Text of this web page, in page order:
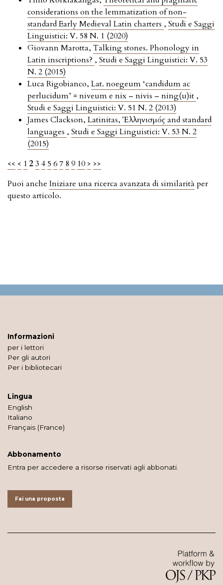
considerations on the lemmatization of non-
standard Early Medieval Latin charters , Studi e Saggi
Linguistici: V. 58 N. 1 (2020)
Giovann Marotta, Talking stones. Phonology in
Latin inscriptions? , Studi e Saggi Linguistici: V. 53
N. 2 (2015)
Luca Rigobianco, Lat. noegeum ‘candidum ac
perlucidum’ = niveum e nix – nivis – ning(u)it ,
Studi e Saggi Linguistici: V. 51 N. 2 (2013)
James Clackson, Latinitas, Ἑλληνισμός and standard
languages , Studi e Saggi Linguistici: V. 53 N. 2
(2015)
<< < 1 23 4 5 67 8 9 10 > >>
Puoi anche Iniziare una ricerca avanzata di similarità per
questo articolo.
Informazioni
per i lettori
Per gli autori
Per i bibliotecari
Lingua
English
Italiano
Français (France)
Abbonamento
Entra per accedere a risorse riservati agli abbonati.
Fai una proposta